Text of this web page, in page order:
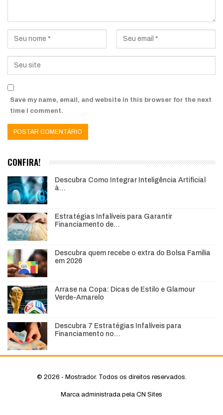
Save my name, email, and website in this browser for the next
time I comment.
CONFIRA!
Descubra Como Integrar Inteligência Artificial
à…
Estratégias Infalíveis para Garantir
Financiamento de…
Descubra quem recebe o extra do Bolsa Família
em 2026
Arrase na Copa: Dicas de Estilo e Glamour
Verde-Amarelo
Descubra 7 Estratégias Infalíveis para
Financiamento no…
© 2026 - Mostrador. Todos os direitos reservados.
Marca administrada pela CN Sites